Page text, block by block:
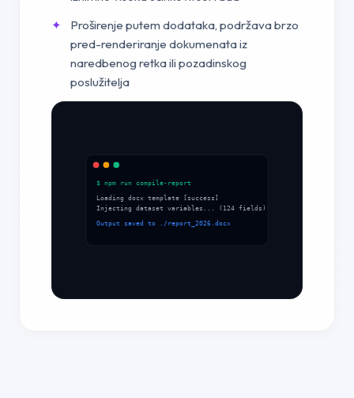
Proširenje putem dodataka, podržava brzo
pred-renderiranje dokumenata iz
naredbenog retka ili pozadinskog
poslužitelja
$ npm run compile-report
Loading docx template [success]
Injecting dataset variables... (124 fields)
Output saved to ./report_2026.docx